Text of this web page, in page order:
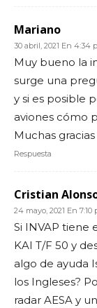
Mariano
30 abril, 2021 En 4:34
Muy bueno la
surge una
y si es posible
aviones cómo
Muchas
Respuesta
Cristian
24 mayo, 2021 En 7:10
Si INVAP tiene
KAI T/F 50 y
algo de ayuda
los Ingleses?
radar AESA y